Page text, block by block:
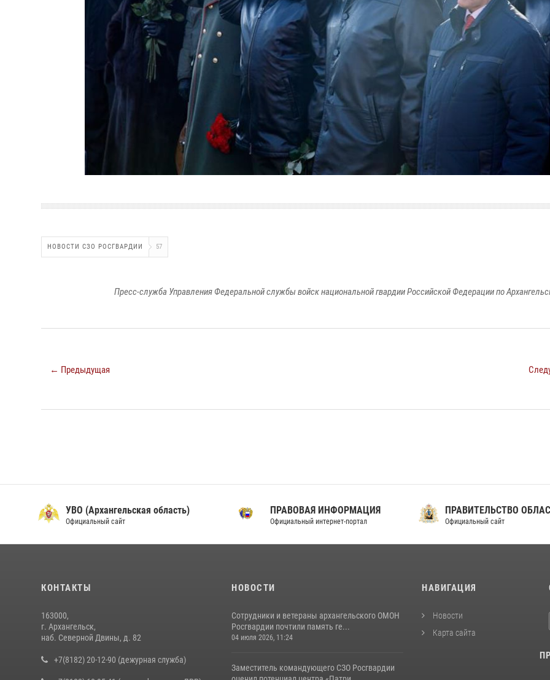
НОВОСТИ СЗО РОСГВАРДИИ 57
Пресс-служба Управления Федеральной службы войск национальной гвардии Российской Федерации по
← Предыдущая
УВО (Архангельская область)
Официальный сайт
ПРАВОВАЯ ИНФОРМАЦИЯ
Официальный интернет-портал
ПРАВИТЕЛЬСТВО
Официальный сайт
КОНТАКТЫ
163000,
г. Архангельск,
наб. Северной Двины, д. 82
+7(8182) 20-12-90 (дежурная служба)
НОВОСТИ
Сотрудники и ветераны архангельского ОМОН
Росгвардии почтили память ге...
04 июля 2026, 11:24
Заместитель командующего СЗО Росгвардии
НАВИГАЦИЯ
Новости
Карта сайта